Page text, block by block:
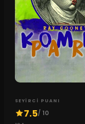
SEYIRCI PUANI
7.5/ 10